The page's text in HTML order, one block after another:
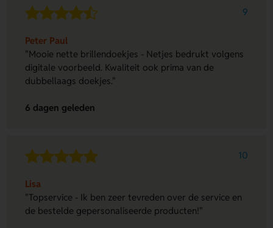
9
Peter Paul
"Mooie nette brillendoekjes - Netjes bedrukt volgens
digitale voorbeeld. Kwaliteit ook prima van de
dubbellaags doekjes."
6 dagen geleden
10
Lisa
"Topservice - Ik ben zeer tevreden over de service en
de bestelde gepersonaliseerde producten!"